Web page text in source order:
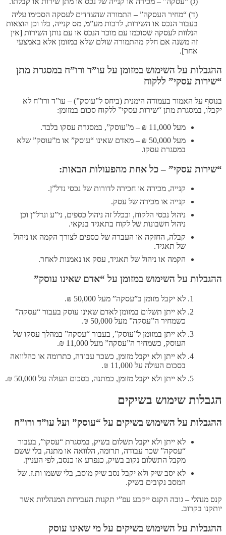
(ד) “מחיר העסקה” – התמורה שהצדדים לעסקה הסכימו עליה
בעבור הנכס או השירות, לרבות מע”מ, מס קנייה, בלו וכן הוצאות
הנלוות לעסקה שסוכמו עם מוכר הנכס או עם נותן השירות [אין
זה משנה אם חלק מהתמורה שולם שלא במזומן אלא באמצעי
אחר].
ההגבלות על השימוש במזומן על עו”ד ורו”ח במסגרת מתן
“שירות עסקי” ללקוח
בנוסף על האמור בעמודה הימנית (ביחס ל”עוסק”) – עו”ד ורו”ח לא
יקבלו, במסגרת מתן “שירות עסקי” ללקוח סכום במזומן:
מעל 11,000 ₪ – מ”עוסק”, במסגרת עסקו בלבד.
מעל 50,000 ₪ – מאדם שאינו “עוסק” או מ”עוסק” שלא
במסגרת עסקו.
“שירות עסקי” – כל אחת מהפעולות הבאות:
קנייה, מכירה או חכירה לדורות של נכסי נדל”ן.
קנייה או מכירה של עסק.
ניהול נכסי הלקוח, ובכלל זה ניהול כספים, ני”ע ונדל”ן וכן
ניהול חשבונות של לקוח בתאגיד בנקאי.
קבלה, החזקה או העברה של כספים לצורך הקמה או ניהול
של תאגיד.
הקמה או ניהול של תאגיד, עסק או נאמנות לאחר.
ההגבלות על השימוש במזומן על “אדם שאינו עוסק”
לא יקבל מזומן ב”עסקה” מעל 50,000 ₪.
לא ייתן תשלום במזומן לאדם שאינו עוסק בעבור “עסקה”
כשמחיר ה”עסקה” מעל 50,000 ₪.
לא ייתן במזומן ל”עוסק”, בעבור “עסקה” במהלך עסקו של
העוסק, כשמחיר ה”עסקה” מעל 11,000 ₪.
לא ייתן ולא יקבל מזומן, כשכר עבודה, כתרומה או כהלוואה
בסכום העולה על 11,000 ₪.
לא ייתן ולא יקבל מזומן, כמתנה, בסכום העולה על 50,000 ₪.
הגבלות שימוש בשיקים
ההגבלות על השימוש בשיקים על “עוסק” ועל עו”ד ורו”ח
לא ייתן ולא יקבל תשלום בשיק, במסגרת “עסקו”, בעבור
“עסקה” שכר עבודה, תרומה, הלוואה או מתנה, בלי ששם
מקבל התשלום נקוב בשיק, כנפרע או כנסב, לפי העניין.
לא יסב שיק ולא יקבל נסב שיק מוסב, בלי ששמו ות.ז. של
המסב נקובים בשיק.
קנס מנהלי – גובה הקנס ייקבע עפ”י תקנות העבירות המנהליות אשר
יותקנו בקרוב.
ההגבלות על השימוש בשיקים על מי שאינו עוסק